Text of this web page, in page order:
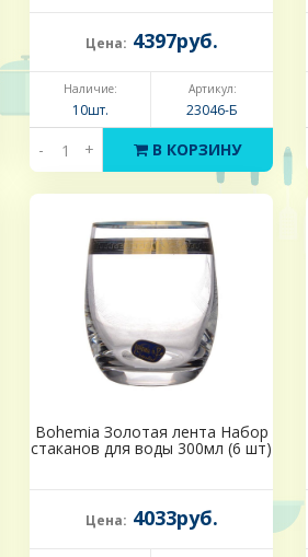
Цена: 4397руб.
Наличие:
10шт.
Артикул:
23046-Б
- + В КОРЗИНУ
Bohemia Золотая лента Набор
стаканов для воды 300мл (6 шт)
Цена: 4033руб.